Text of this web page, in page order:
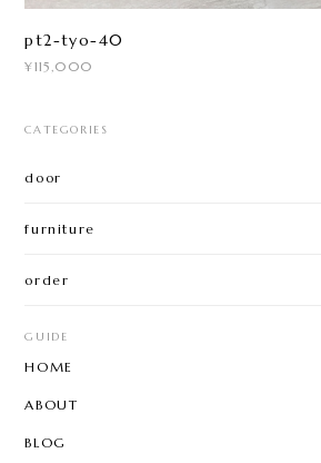
pt2-tyo-40
¥115,000
CATEGORIES
door
furniture
order
GUIDE
HOME
ABOUT
BLOG